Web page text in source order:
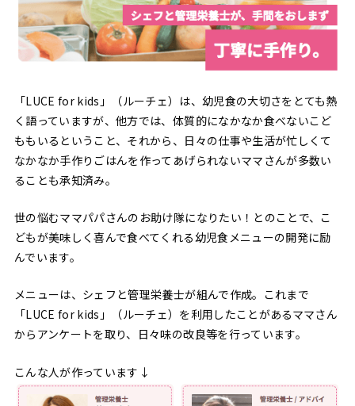
「LUCE for kids」（ルーチェ）は、幼児食の大切さをとても熱
く語っていますが、他方では、体質的になかなか食べないこど
ももいるということ、それから、日々の仕事や生活が忙しくて
なかなか手作りごはんを作ってあげられないママさんが多数い
ることも承知済み。
世の悩むママパパさんのお助け隊になりたい！とのことで、こ
どもが美味しく喜んで食べてくれる幼児食メニューの開発に励
んでいます。
メニューは、シェフと管理栄養士が組んで作成。これまで
「LUCE for kids」（ルーチェ）を利用したことがあるママさん
からアンケートを取り、日々味の改良等を行っています。
こんな人が作っています↓